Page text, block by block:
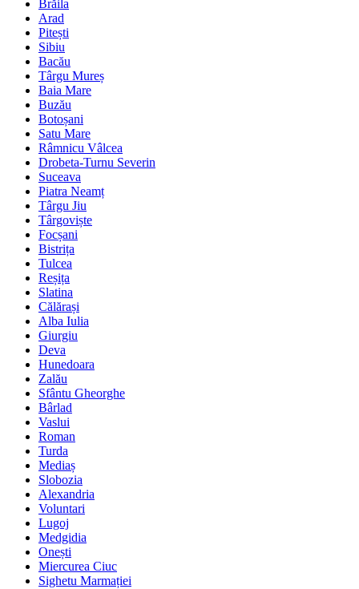
Brăila
Arad
Pitești
Sibiu
Bacău
Târgu Mureș
Baia Mare
Buzău
Botoșani
Satu Mare
Râmnicu Vâlcea
Drobeta-Turnu Severin
Suceava
Piatra Neamț
Târgu Jiu
Târgoviște
Focșani
Bistrița
Tulcea
Reșița
Slatina
Călărași
Alba Iulia
Giurgiu
Deva
Hunedoara
Zalău
Sfântu Gheorghe
Bârlad
Vaslui
Roman
Turda
Mediaș
Slobozia
Alexandria
Voluntari
Lugoj
Medgidia
Onești
Miercurea Ciuc
Sighetu Marmației